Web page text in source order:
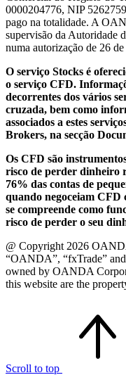
0000204776, NIP
pago na totalidade. A
supervisão da Autoridade
numa autorização de 26
O serviço Stocks é
o serviço CFD.
decorrentes dos vários
cruzada, bem como
associados a estes
Brokers, na secção
Os CFD são
risco de perder dinheiro
76% das contas de
quando negoceiam CFD
se compreende como
risco de perder o seu
@ Copyright 2026
“OANDA”, “fxTrade”
owned by OANDA
this website are the
Scroll to top